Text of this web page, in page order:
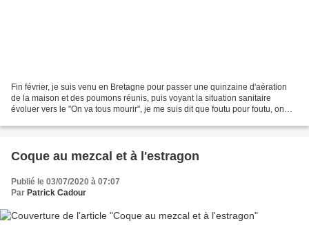
Fin février, je suis venu en Bretagne pour passer une quinzaine d'aération
de la maison et des poumons réunis, puis voyant la situation sanitaire
évoluer vers le "On va tous mourir", je me suis dit que foutu pour foutu, on
Coque au mezcal et à l'estragon
Publié le 03/07/2020 à 07:07
Par Patrick Cadour